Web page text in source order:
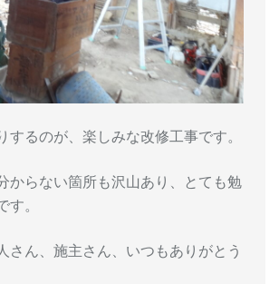
するのが、楽しみな改修工事です。
からない箇所も沢山あり、とても勉
す。
さん、施主さん、いつもありがとう